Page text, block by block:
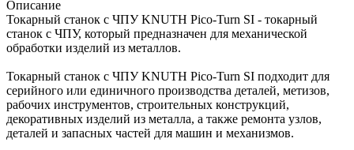
Описание
Токарный станок с ЧПУ KNUTH Pico-Turn SI - токарный
станок с ЧПУ, который предназначен для механической
обработки изделий из металлов.
Токарный станок с ЧПУ KNUTH Pico-Turn SI подходит для
серийного или единичного производства деталей, метизов,
рабочих инструментов, строительных конструкций,
декоративных изделий из металла, а также ремонта узлов,
деталей и запасных частей для машин и механизмов.